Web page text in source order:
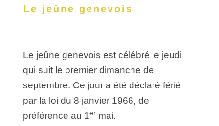
Le jeûne genevois
Le jeûne genevois est célébré le jeudi
qui suit le premier dimanche de
septembre. Ce jour a été déclaré férié
par la loi du 8 janvier 1966, de
préférence au 1ermai.